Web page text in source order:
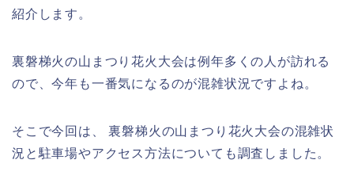
紹介します。
裏磐梯火の山まつり花火大会は例年多くの人が訪れる
ので、今年も一番気になるのが混雑状況ですよね。
そこで今回は、 裏磐梯火の山まつり花火大会の混雑状
況と駐車場やアクセス方法についても調査しました。